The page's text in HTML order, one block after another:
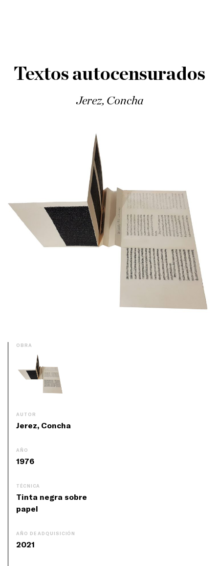
Textos autocensurados
Jerez, Concha
OBRA
AUTOR
Jerez, Concha
AÑO
1976
TÉCNICA
Tinta negra sobre
papel
AÑO DE ADQUISICIÓN
2021